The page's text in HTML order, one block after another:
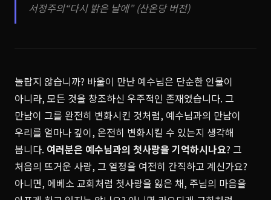
서정주의“다시 밝은 날에” (산온당 버전)
놀랍지 않습니까? 바울이 만난 예수님은 단순한 인물이
아니라, 모든 것을 창조하신 우주적인 존재였습니다. 그
만남이 그를 완전히 변화시킨 것처럼, 예수님과의 만남이
우리를 얼마나 깊이, 온전히 변화시킬 수 있는지 생각해
봅니다. 여러분은 예수님과의 첫사랑을 기억하시나요? 그
처음의 뜨거운 사랑, 그 열정을 여전히 간직하고 계신가요?
아니면, 에베소 교회처럼 첫사랑을 잃은 채, 주님의 마음을